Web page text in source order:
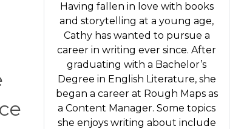
Having fallen in love with books
and storytelling at a young age,
Cathy has wanted to pursue a
career in writing ever since. After
graduating with a Bachelor’s
Degree in English Literature, she
began a career at Rough Maps as
a Content Manager. Some topics
she enjoys writing about include